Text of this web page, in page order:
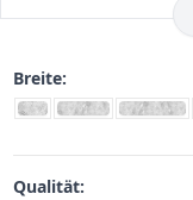
Breite:
Qualität: